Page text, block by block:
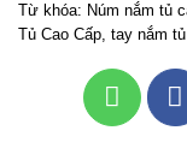
Từ khóa: Núm nắm tủ
Tủ Cao Cấp, tay nắm